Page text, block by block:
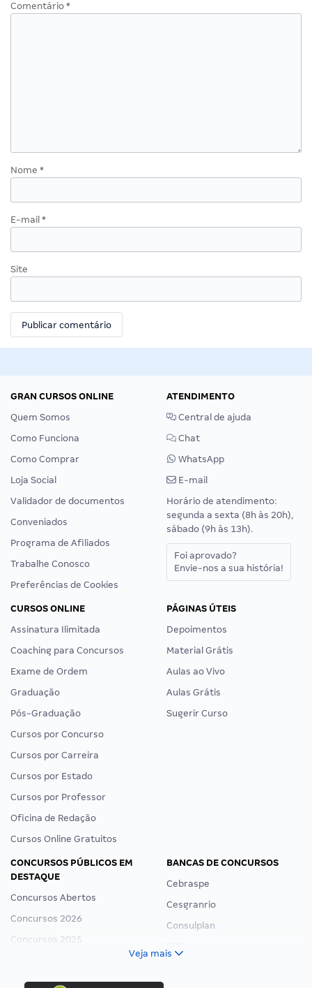
Comentário *
Nome *
E-mail *
Site
GRAN CURSOS ONLINE
Quem Somos
Como Funciona
Como Comprar
Loja Social
Validador de documentos
Conveniados
Programa de Afiliados
Trabalhe Conosco
Preferências de Cookies
ATENDIMENTO
Central de ajuda
Chat
WhatsApp
E-mail
Horário de atendimento:
segunda a sexta (8h às 20h),
sábado (9h às 13h).
Foi aprovado?
Envie-nos a sua história!
CURSOS ONLINE
Assinatura Ilimitada
Coaching para Concursos
Exame de Ordem
Graduação
Pós-Graduação
Cursos por Concurso
Cursos por Carreira
Cursos por Estado
Cursos por Professor
Oficina de Redação
Cursos Online Gratuitos
PÁGINAS ÚTEIS
Depoimentos
Material Grátis
Aulas ao Vivo
Aulas Grátis
Sugerir Curso
CONCURSOS PÚBLICOS EM
DESTAQUE
Concursos Abertos
Concursos 2026
Concursos 2025
Concurso Ibama
BANCAS DE CONCURSOS
Cebraspe
Cesgranrio
Consulplan
Veja mais